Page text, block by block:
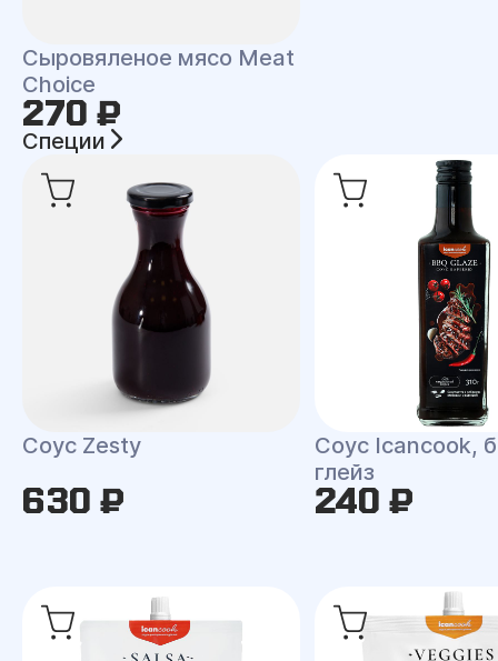
Сыровяленое мясо Meat
Choice
270 ₽
Специи
Соус Zesty
630 ₽
Соус Icancook,
глейз
240 ₽